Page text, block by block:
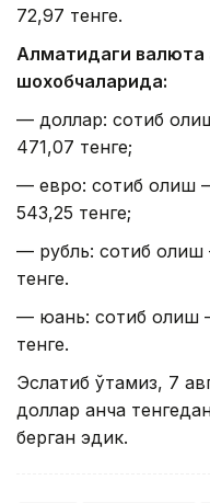
72,97 тенге.
Алматидаги
шохобчаларида:
— доллар: сотиб
471,07 тенге;
— евро: сотиб олиш
543,25 тенге;
— рубль: сотиб
тенге.
— юань: сотиб олиш
тенге.
Эслатиб ўтамиз, 7
доллар қанча
берган эдик.